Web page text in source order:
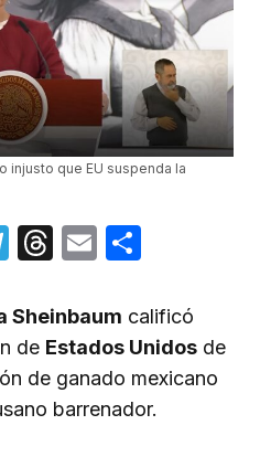
injusto que EU suspenda la
Telegram
Threads
Email
Sheinbaum calificó
de Estados Unidos de
de ganado mexicano
barrenador.